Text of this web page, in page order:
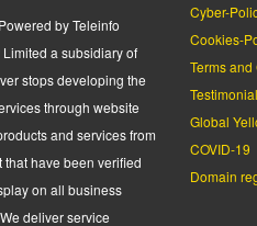
by Teleinfo
a subsidiary of
stops developing the
through website
and services from
have been verified
on all business
deliver service
Cyber-
Cookies-
Terms
Testimonial
Global
COVID-19
Domain